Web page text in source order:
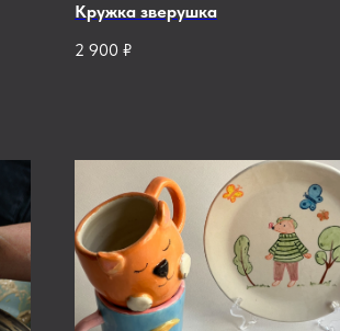
Кружка зверушка
2 900 ₽